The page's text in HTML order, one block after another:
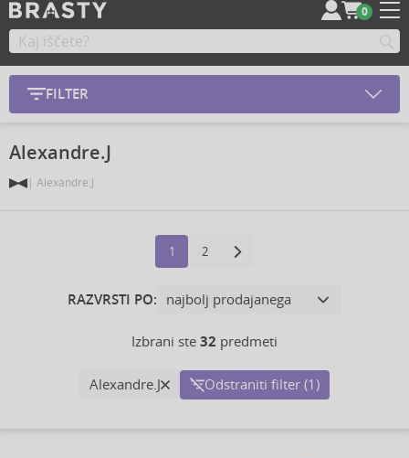
0
FILTER
Alexandre.J
Alexandre.J
1 2
RAZVRSTI PO:
Izbrani ste 32 predmeti
Alexandre.J Odstraniti filter (1)